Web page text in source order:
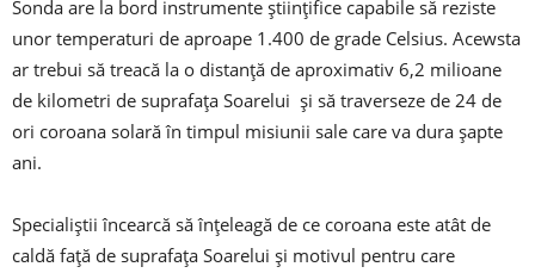
Sonda are la bord instrumente ştiinţifice capabile să reziste
unor temperaturi de aproape 1.400 de grade Celsius. Acewsta
ar trebui să treacă la o distanţă de aproximativ 6,2 milioane
de kilometri de suprafaţa Soarelui şi să traverseze de 24 de
ori coroana solară în timpul misiunii sale care va dura şapte
ani.
Specialiştii încearcă să înţeleagă de ce coroana este atât de
caldă faţă de suprafaţa Soarelui şi motivul pentru care